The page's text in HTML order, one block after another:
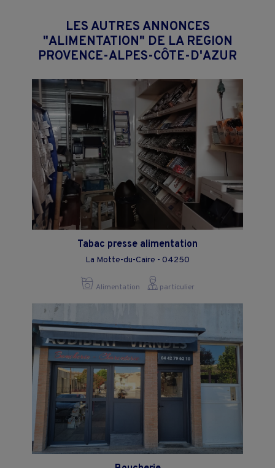
LES AUTRES ANNONCES
"ALIMENTATION" DE LA REGION
PROVENCE-ALPES-CÔTE-D'AZUR
Tabac presse alimentation
La Motte-du-Caire - 04250
Alimentation particulier